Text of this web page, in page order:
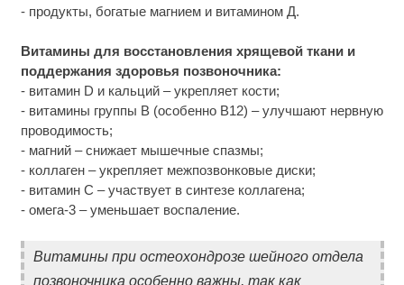
- продукты, богатые магнием и витамином Д.
Витамины для восстановления хрящевой ткани и
поддержания здоровья позвоночника:
- витамин D и кальций – укрепляет кости;
- витамины группы B (особенно B12) – улучшают нервную
проводимость;
- магний – снижает мышечные спазмы;
- коллаген – укрепляет межпозвонковые диски;
- витамин C – участвует в синтезе коллагена;
- омега-3 – уменьшает воспаление.
Витамины при остеохондрозе шейного отдела
позвоночника особенно важны, так как